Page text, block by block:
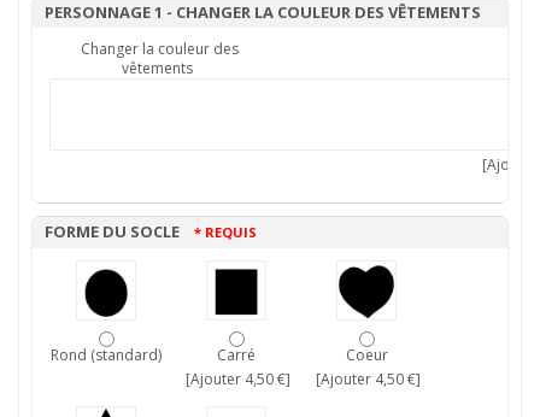
PERSONNAGE 1 - CHANGER LA COULEUR DES VÊTEMENTS
Changer la couleur des
vêtements
FORME DU SOCLE * REQUIS
Rond (standard)
Carré
[Ajouter 4,50 €]
Coeur
[Ajouter 4,50 €]